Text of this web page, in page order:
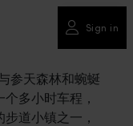
Sign in
参天森林和蜿蜒
多小时车程，
道小镇之一，